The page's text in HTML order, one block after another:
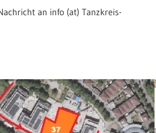
an info (at) Tanzkreis-